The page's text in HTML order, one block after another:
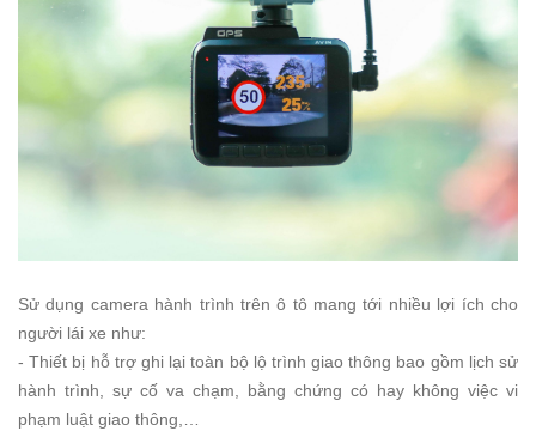
Sử dụng camera hành trình trên ô tô mang tới nhiều lợi ích cho
người lái xe như:
- Thiết bị hỗ trợ ghi lại toàn bộ lộ trình giao thông bao gồm lịch sử
hành trình, sự cố va chạm, bằng chứng có hay không việc vi
phạm luật giao thông,…